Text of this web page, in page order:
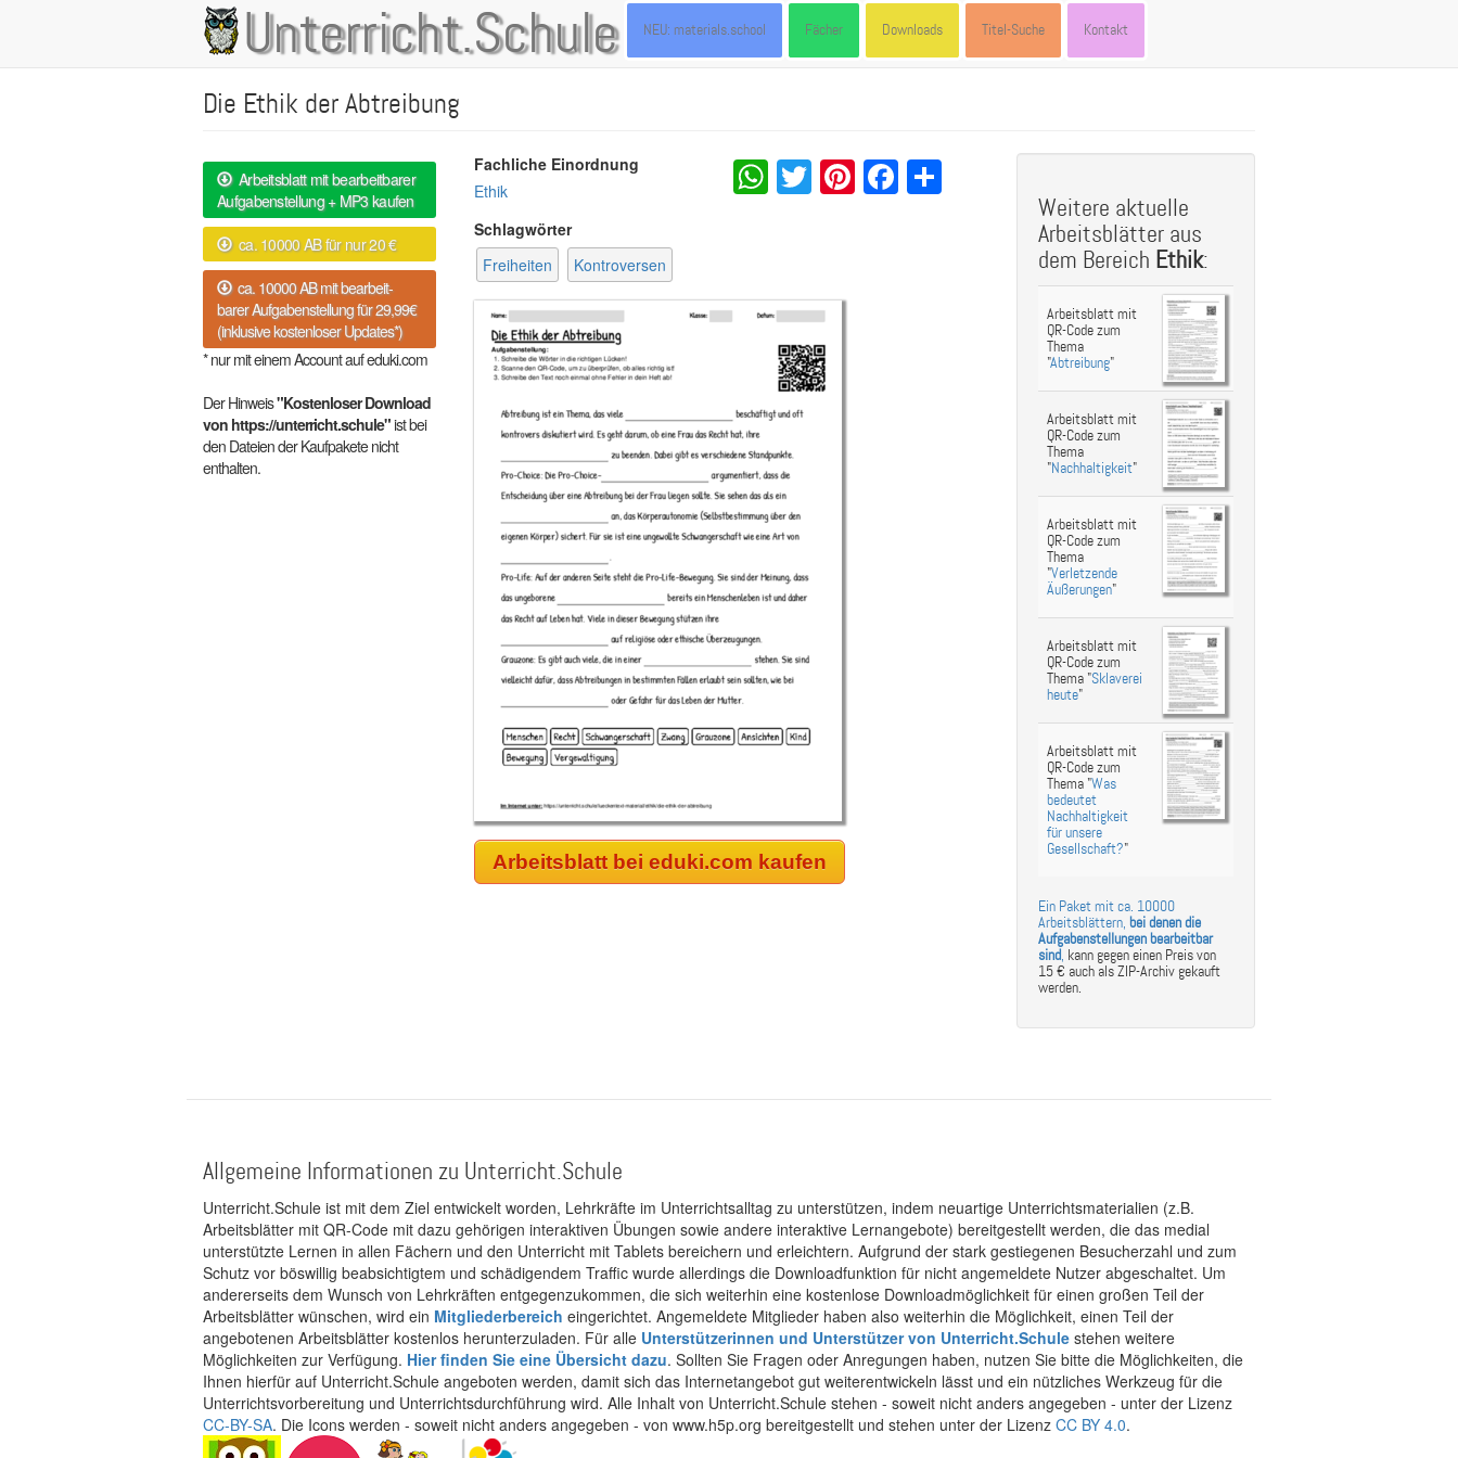
Unterricht.Schule
Main
navigation
NEU: materials.school Fächer Downloads Titel-Suche Kontakt
Die Ethik der Abtreibung
Arbeitsblatt mit bearbeitbarer
Aufgabenstellung + MP3 kaufen
ca. 10000 AB für nur 20 €
ca. 10000 AB mit bearbeit-
barer Aufgabenstellung für 29,99€
(inklusive kostenloser Updates*)
* nur mit einem Account auf eduki.com
Der Hinweis"Kostenloser Download
von https://unterricht.schule"ist bei
den Dateien der Kaufpakete nicht
enthalten.
Fachliche Einordnung
Ethik
Schlagwörter
Freiheiten
Kontroversen
WhatsApp
Twitter
Pinterest
Facebook
Share
Arbeitsblatt bei eduki.com kaufen
Weitere aktuelle
Arbeitsblätter aus
dem Bereich Ethik:
Arbeitsblatt mit
QR-Code zum
Thema
"Abtreibung"
Arbeitsblatt mit
QR-Code zum
Thema
"Nachhaltigkeit"
Arbeitsblatt mit
QR-Code zum
Thema
"Verletzende
Äußerungen"
Arbeitsblatt mit
QR-Code zum
Thema "Sklaverei
heute"
Arbeitsblatt mit
QR-Code zum
Thema "Was
bedeutet
Nachhaltigkeit
für unsere
Gesellschaft?"
Ein Paket mit ca. 10000
Arbeitsblättern, bei denen die
Aufgabenstellungen bearbeitbar
sind, kann gegen einen Preis von
15 € auch als ZIP-Archiv gekauft
werden.
Allgemeine Informationen zu Unterricht.Schule
Unterricht.Schule ist mit dem Ziel entwickelt worden, Lehrkräfte im Unterrichtsalltag zu unterstützen, indem neuartige Unterrichtsmaterialien (z.B.
Arbeitsblätter mit QR-Code mit dazu gehörigen interaktiven Übungen sowie andere interaktive Lernangebote) bereitgestellt werden, die das medial
unterstützte Lernen in allen Fächern und den Unterricht mit Tablets bereichern und erleichtern. Aufgrund der stark gestiegenen Besucherzahl und zum
Schutz vor böswillig beabsichtigtem und schädigendem Traffic wurde allerdings die Downloadfunktion für nicht angemeldete Nutzer abgeschaltet. Um
andererseits dem Wunsch von Lehrkräften entgegenzukommen, die sich weiterhin eine kostenlose Downloadmöglichkeit für einen großen Teil der
Arbeitsblätter wünschen, wird ein Mitgliederbereich eingerichtet. Angemeldete Mitglieder haben also weiterhin die Möglichkeit, einen Teil der
angebotenen Arbeitsblätter kostenlos herunterzuladen. Für alle Unterstützerinnen und Unterstützer von Unterricht.Schule stehen weitere
Möglichkeiten zur Verfügung. Hier finden Sie eine Übersicht dazu. Sollten Sie Fragen oder Anregungen haben, nutzen Sie bitte die Möglichkeiten, die
Ihnen hierfür auf Unterricht.Schule angeboten werden, damit sich das Internetangebot gut weiterentwickeln lässt und ein nützliches Werkzeug für die
Unterrichtsvorbereitung und Unterrichtsdurchführung wird. Alle Inhalt von Unterricht.Schule stehen - soweit nicht anders angegeben - unter der Lizenz
CC-BY-SA. Die Icons werden - soweit nicht anders angegeben - von www.h5p.org bereitgestellt und stehen unter der Lizenz CC BY 4.0.